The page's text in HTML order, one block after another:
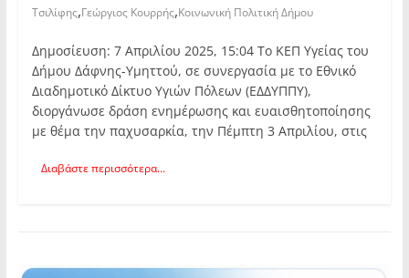
Τσιλίφης,Γεώργιος Κουρρής,Κοινωνική Πολιτική Δήμου
Δημοσίευση: 7 Απριλίου 2025, 15:04 Το ΚΕΠ Υγείας του
Δήμου Δάφνης-Υμηττού, σε συνεργασία με το Εθνικό
Διαδημοτικό Δίκτυο Υγιών Πόλεων (ΕΔΔΥΠΠΥ),
διοργάνωσε δράση ενημέρωσης και ευαισθητοποίησης
με θέμα την παχυσαρκία, την Πέμπτη 3 Απριλίου, στις
Διαβάστε περισσότερα...